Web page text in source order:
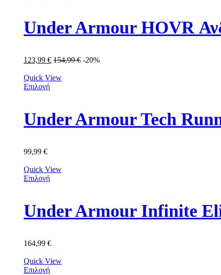
Under Armour HOVR
123,99 € 154,99€ -20%
Quick View
Επιλογή
Under Armour Tech
99,99 €
Quick View
Επιλογή
Under Armour Infinite
164,99 €
Quick View
Επιλογή